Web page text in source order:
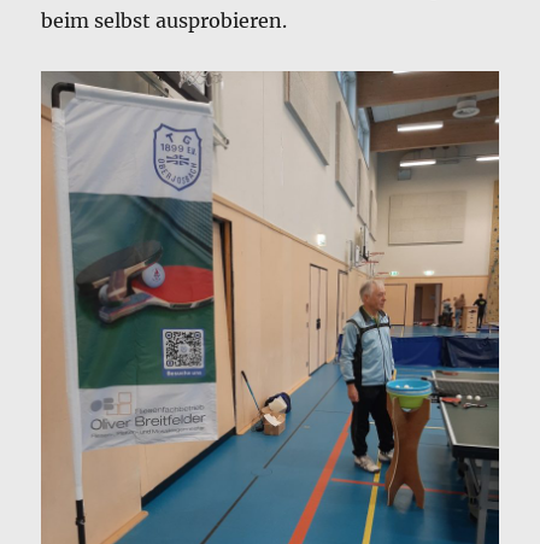
beim selbst ausprobieren.